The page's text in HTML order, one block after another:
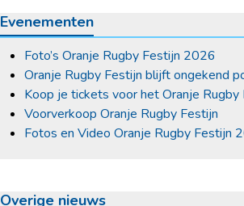
Evenementen
Foto’s Oranje Rugby Festijn 2026
Oranje Rugby Festijn blijft ongekend
Koop je tickets voor het Oranje Rugby
Voorverkoop Oranje Rugby Festijn
Fotos en Video Oranje Rugby Festijn
Overige nieuws